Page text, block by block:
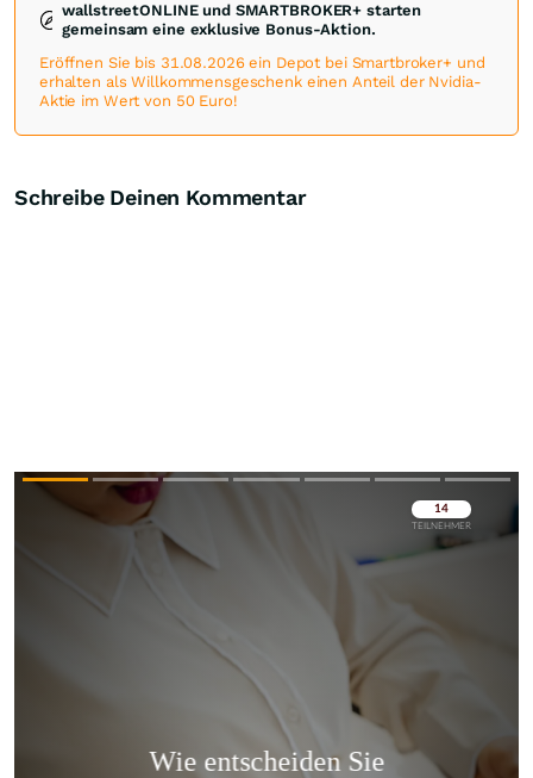
wallstreetONLINE und SMARTBROKER+ starten
gemeinsam eine exklusive Bonus-Aktion.
Eröffnen Sie bis 31.08.2026 ein Depot bei Smartbroker+ und
erhalten als Willkommensgeschenk einen Anteil der Nvidia-
Aktie im Wert von 50 Euro!
Schreibe Deinen Kommentar
Überspringen
Überspringen